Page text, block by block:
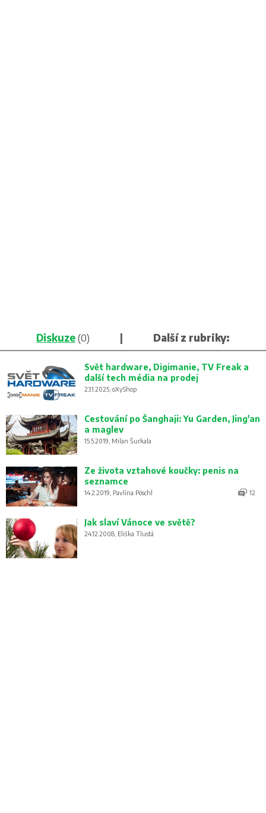
Diskuze(0) | Další z rubriky:
Svět hardware, Digimanie, TV Freak a
další tech média na prodej
23.1.2025, oXyShop
Cestování po Šanghaji: Yu Garden, Jing'an
a maglev
15.5.2019, Milan Šurkala
Ze života vztahové koučky: penis na
seznamce
14.2.2019, Pavlína Pöschl 12
Jak slaví Vánoce ve světě?
24.12.2008, Eliška Tlustá